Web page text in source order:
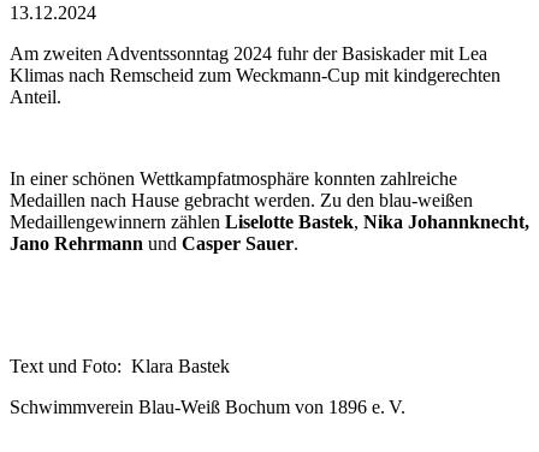
13.12.2024
Am zweiten Adventssonntag 2024 fuhr der Basiskader mit Lea
Klimas nach Remscheid zum Weckmann-Cup mit kindgerechten
Anteil.
In einer schönen Wettkampfatmosphäre konnten zahlreiche
Medaillen nach Hause gebracht werden. Zu den blau-weißen
Medaillengewinnern zählen Liselotte Bastek, Nika Johannknecht,
Jano Rehrmann und Casper Sauer.
Text und Foto: Klara Bastek
Schwimmverein Blau-Weiß Bochum von 1896 e. V.